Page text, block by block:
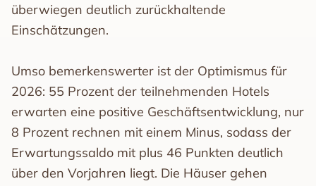
überwiegen deutlich zurückhaltende
Einschätzungen.
Umso bemerkenswerter ist der Optimismus für
2026: 55 Prozent der teilnehmenden Hotels
erwarten eine positive Geschäftsentwicklung, nur
8 Prozent rechnen mit einem Minus, sodass der
Erwartungssaldo mit plus 46 Punkten deutlich
über den Vorjahren liegt. Die Häuser gehen